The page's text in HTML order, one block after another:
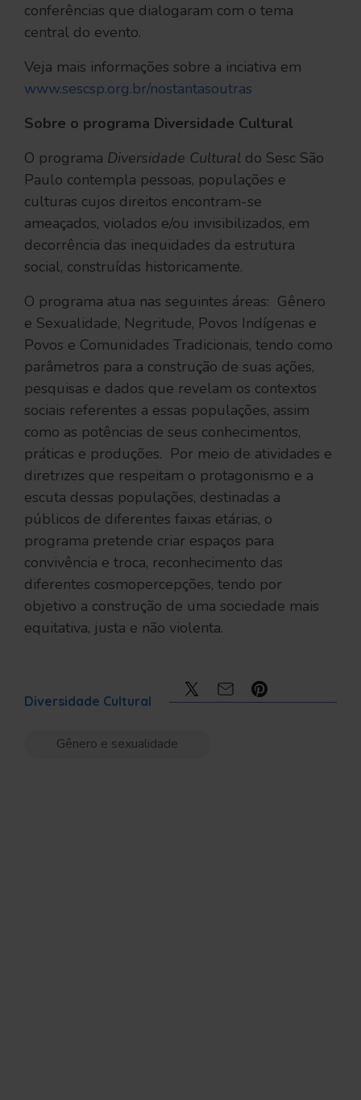
conferências que dialogaram com o tema
central do evento.
Veja mais informações sobre a inciativa em
www.sescsp.org.br/nostantasoutras
Sobre o programa Diversidade Cultural
O programa Diversidade Cultural do Sesc São
Paulo contempla pessoas, populações e
culturas cujos direitos encontram-se
ameaçados, violados e/ou invisibilizados, em
decorrência das inequidades da estrutura
social, construídas historicamente.
O programa atua nas seguintes áreas: Gênero
e Sexualidade, Negritude, Povos Indígenas e
Povos e Comunidades Tradicionais, tendo como
parâmetros para a construção de suas ações,
pesquisas e dados que revelam os contextos
sociais referentes a essas populações, assim
como as potências de seus conhecimentos,
práticas e produções. Por meio de atividades e
diretrizes que respeitam o protagonismo e a
escuta dessas populações, destinadas a
públicos de diferentes faixas etárias, o
programa pretende criar espaços para
convivência e troca, reconhecimento das
diferentes cosmopercepções, tendo por
objetivo a construção de uma sociedade mais
equitativa, justa e não violenta.
Diversidade Cultural
Gênero e sexualidade